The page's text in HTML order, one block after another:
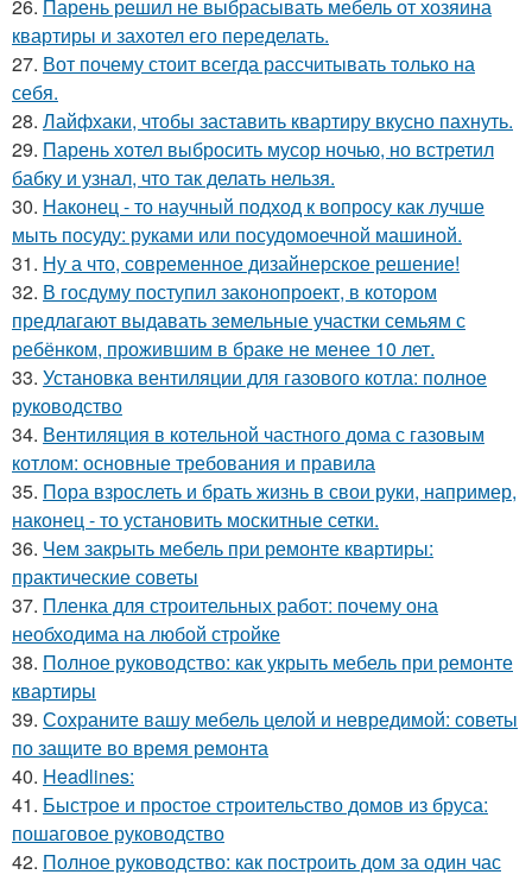
26. Парень решил не выбрасывать мебель от хозяина
квартиры и захотел его переделать.
27. Вот почему стоит всегда рассчитывать только на
себя.
28. Лайфхаки, чтобы заставить квартиру вкусно пахнуть.
29. Парень хотел выбросить мусор ночью, но встретил
бабку и узнал, что так делать нельзя.
30. Наконец - то научный подход к вопросу как лучше
мыть посуду: руками или посудомоечной машиной.
31. Ну а что, современное дизайнерское решение!
32. В госдуму поступил законопроект, в котором
предлагают выдавать земельные участки семьям с
ребёнком, прожившим в браке не менее 10 лет.
33. Установка вентиляции для газового котла: полное
руководство
34. Вентиляция в котельной частного дома с газовым
котлом: основные требования и правила
35. Пора взрослеть и брать жизнь в свои руки, например,
наконец - то установить москитные сетки.
36. Чем закрыть мебель при ремонте квартиры:
практические советы
37. Пленка для строительных работ: почему она
необходима на любой стройке
38. Полное руководство: как укрыть мебель при ремонте
квартиры
39. Сохраните вашу мебель целой и невредимой: советы
по защите во время ремонта
40. Headlines:
41. Быстрое и простое строительство домов из бруса:
пошаговое руководство
42. Полное руководство: как построить дом за один час